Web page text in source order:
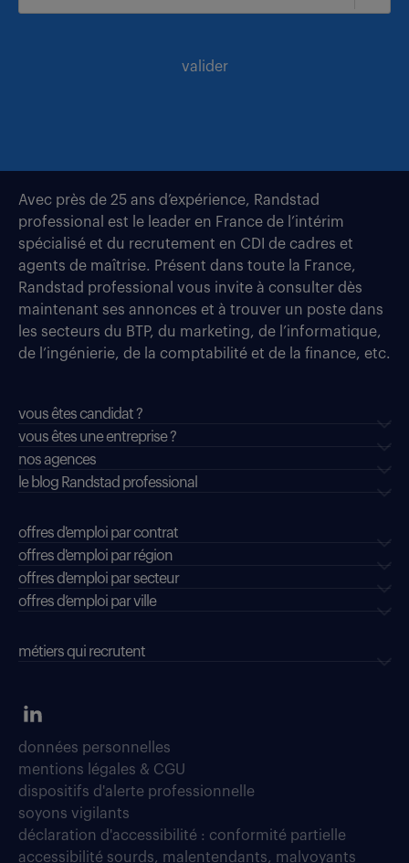
valider
Avec près de 25 ans d’expérience, Randstad
professional est le leader en France de l’intérim
spécialisé et du recrutement en CDI de cadres et
agents de maîtrise. Présent dans toute la France,
Randstad professional vous invite à consulter dès
maintenant ses annonces et à trouver un poste dans
les secteurs du BTP, du marketing, de l’informatique,
de l’ingénierie, de la comptabilité et de la finance, etc.
vous êtes candidat ?
vous êtes une entreprise ?
nos agences
le blog Randstad professional
offres d'emploi par contrat
offres d'emploi par région
offres d'emploi par secteur
offres d’emploi par ville
métiers qui recrutent
données personnelles
mentions légales & CGU
dispositifs d'alerte professionnelle
soyons vigilants
déclaration d'accessibilité : conformité partielle
accessibilité sourds, malentendants, malvoyants